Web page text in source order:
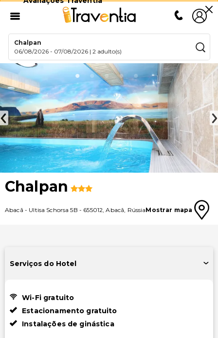
Chalpan
06/08/2026 - 07/08/2026 |2 adulto(s)
Chalpan
Abacã - Ultisa Schorsa 5B - 655012,Abacã, RússiaMostrar mapa
Serviços do Hotel
Wi-Fi gratuito
Estacionamento gratuito
Instalações de ginástica